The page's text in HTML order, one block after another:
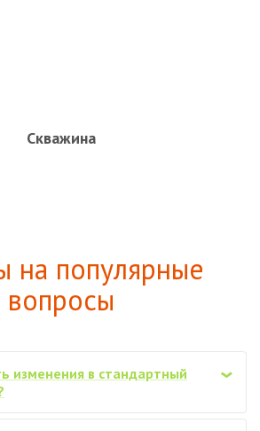
Скважина
на популярные
вопросы
‹
изменения в стандартный